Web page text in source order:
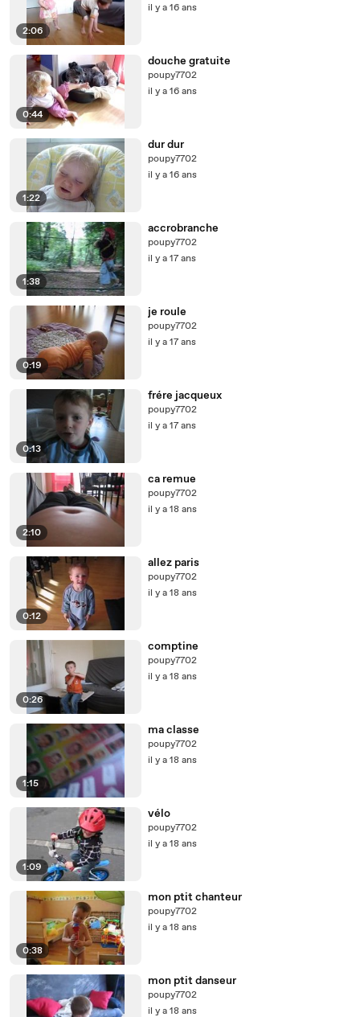
2:06
il y a 16 ans
0:44
douche gratuite
poupy7702
il y a 16 ans
1:22
dur dur
poupy7702
il y a 16 ans
1:38
accrobranche
poupy7702
il y a 17 ans
0:19
je roule
poupy7702
il y a 17 ans
0:13
frére jacqueux
poupy7702
il y a 17 ans
2:10
ca remue
poupy7702
il y a 18 ans
0:12
allez paris
poupy7702
il y a 18 ans
0:26
comptine
poupy7702
il y a 18 ans
1:15
ma classe
poupy7702
il y a 18 ans
1:09
vélo
poupy7702
il y a 18 ans
0:38
mon ptit chanteur
poupy7702
il y a 18 ans
mon ptit danseur
poupy7702
il y a 18 ans